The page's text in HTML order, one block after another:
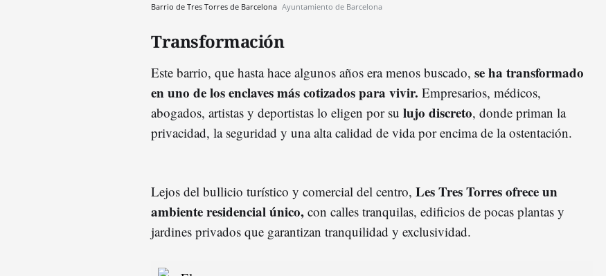
Barrio de Tres Torres de Barcelona Ayuntamiento de Barcelona
Transformación
Este barrio, que hasta hace algunos años era menos buscado, se ha transformado
en uno de los enclaves más cotizados para vivir. Empresarios, médicos,
abogados, artistas y deportistas lo eligen por su lujo discreto, donde priman la
privacidad, la seguridad y una alta calidad de vida por encima de la ostentación.
Lejos del bullicio turístico y comercial del centro, Les Tres Torres ofrece un
ambiente residencial único, con calles tranquilas, edificios de pocas plantas y
jardines privados que garantizan tranquilidad y exclusividad.